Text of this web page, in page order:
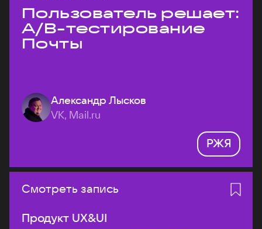
Пользователь решает:
A/B-тестирование
Почты
Александр Лысков
VK, Mail.ru
РЖЯ
Смотреть запись
Продукт UX&UI